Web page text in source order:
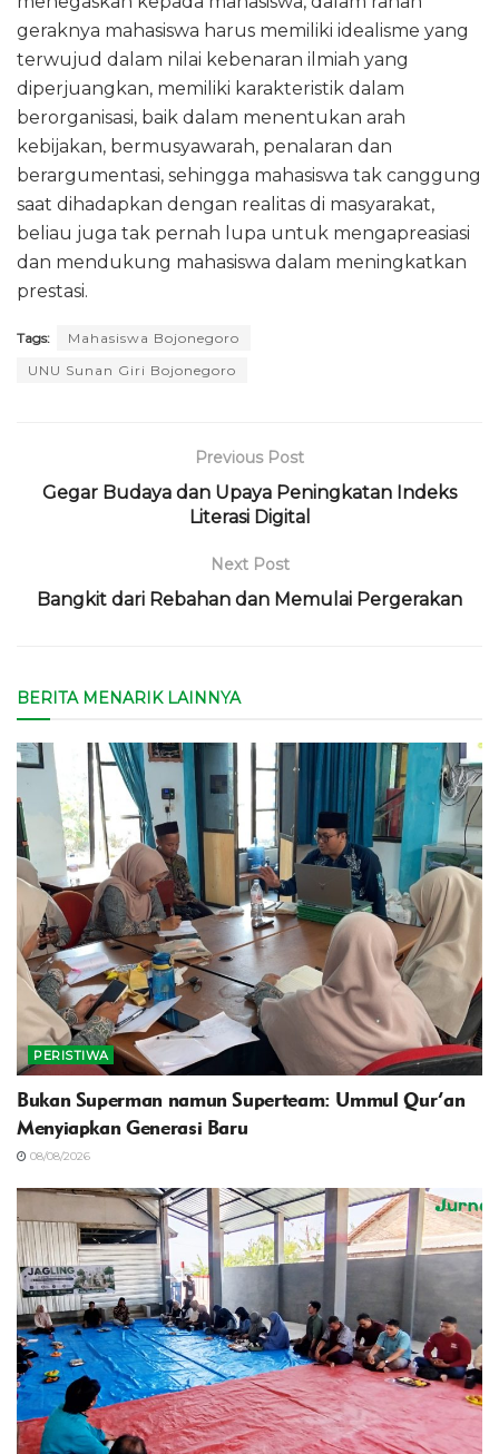
geraknya mahasiswa harus memiliki idealisme yang
terwujud dalam nilai kebenaran ilmiah yang
diperjuangkan, memiliki karakteristik dalam
berorganisasi, baik dalam menentukan arah
kebijakan, bermusyawarah, penalaran dan
berargumentasi, sehingga mahasiswa tak canggung
saat dihadapkan dengan realitas di masyarakat,
beliau juga tak pernah lupa untuk mengapreasiasi
dan mendukung mahasiswa dalam meningkatkan
prestasi.
Tags:
Mahasiswa Bojonegoro
UNU Sunan Giri Bojonegoro
Previous Post
Gegar Budaya dan Upaya Peningkatan Indeks
Literasi Digital
Next Post
Bangkit dari Rebahan dan Memulai Pergerakan
BERITA MENARIK LAINNYA
PERISTIWA
Bukan Superman namun Superteam: Ummul Qur’an
Menyiapkan Generasi Baru
08/08/2026